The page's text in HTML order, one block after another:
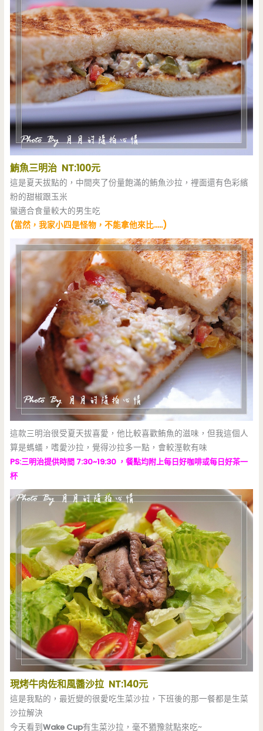
鮪魚三明治 NT:100元
這是夏天拔點的，中間夾了份量飽滿的鮪魚沙拉，裡面還有色彩繽
粉的甜椒跟玉米
蠻適合食量較大的男生吃
(當然，我家小四是怪物，不能拿他來比…..)
這款三明治很受夏天拔喜愛，他比較喜歡鮪魚的滋味，但我這個人
算是螞蟻，嗜愛沙拉，覺得沙拉多一點，會較溼軟有味
PS:三明治提供時間 7:30~19:30 ，餐點均附上每日好咖啡或每日好茶一
杯
現烤牛肉佐和風醬沙拉 NT:140元
這是我點的，最近變的很愛吃生菜沙拉，下班後的那一餐都是生菜
沙拉解決
今天看到Wake Cup有生菜沙拉，毫不猶豫就點來吃~